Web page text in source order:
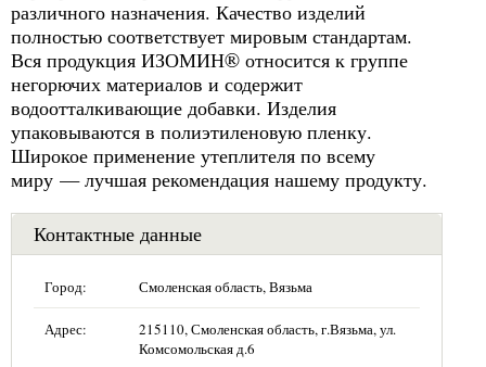
различного назначения. Качество изделий
полностью соответствует мировым стандартам.
Вся продукция ИЗОМИН® относится к группе
негорючих материалов и содержит
водоотталкивающие добавки. Изделия
упаковываются в полиэтиленовую пленку.
Широкое применение утеплителя по всему
миру — лучшая рекомендация нашему продукту.
Контактные данные
Город: Смоленская область, Вязьма
Адрес:
215110, Смоленская область, г.Вязьма, ул.
Комсомольская д.6